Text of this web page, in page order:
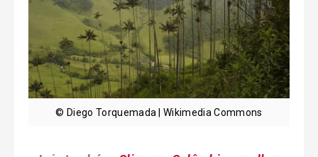
© Diego Torquemada | Wikimedia Commons